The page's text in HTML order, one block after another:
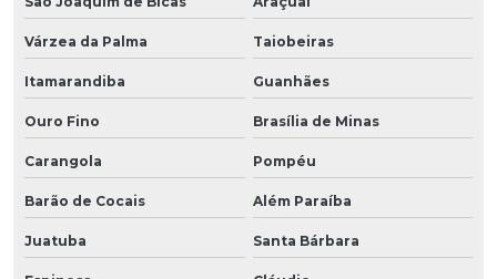
Várzea da Palma Taiobeiras
Itamarandiba Guanhães
Ouro Fino Brasília de Minas
Carangola Pompéu
Barão de Cocais Além Paraíba
Juatuba Santa Bárbara